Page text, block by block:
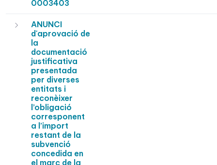
0003403
ANUNCI
d'aprovació de
la
documentació
justificativa
presentada
per diverses
entitats i
reconèixer
l’obligació
corresponent
a l’import
restant de la
subvenció
concedida en
el marc de la